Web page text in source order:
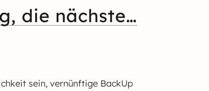
die nächste…
sein, vernünftige BackUp